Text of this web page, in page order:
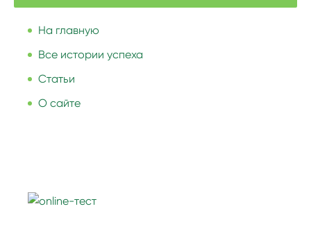
На главную
Все истории успеха
Статьи
О сайте